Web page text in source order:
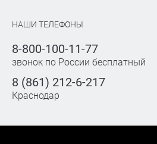
НАШИ ТЕЛЕФОНЫ
8-800-100-11-77
звонок по России бесплатный
8 (861) 212-6-217
Краснодар